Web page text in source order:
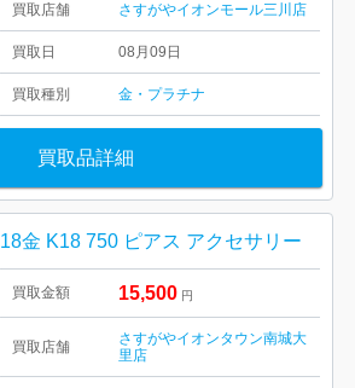
買取店舗 さすがやイオンモール三川店
買取日 08月09日
買取種別 金・プラチナ
買取品詳細
18金 K18 750 ピアス アクセサリー
買取金額 15,500 円
買取店舗
さすがやイオンタウン南城大
里店